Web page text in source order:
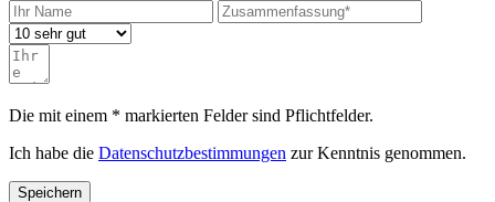
Die mit einem * markierten Felder sind Pflichtfelder.
Ich habe die Datenschutzbestimmungen zur Kenntnis genommen.
Speichern